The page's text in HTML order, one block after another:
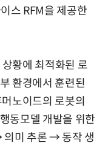
스 RFM을 제공한
황에 최적화된 로
환경에서 훈련된
노이드의 로봇의
동모델 개발을 위한
의미 추론 → 동작 생